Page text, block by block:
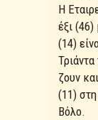
Η
έξι
(14)
ζουν
(11)
Βόλο.